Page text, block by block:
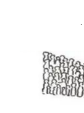
real, a nação
anuncieis as
trevas para a